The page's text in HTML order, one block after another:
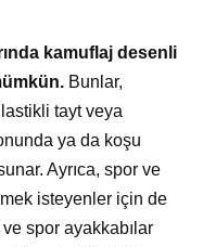
kamuflaj desenli
Bunlar,
tayt veya
ya da koşu
Ayrıca, spor ve
isteyenler için de
spor ayakkabılar